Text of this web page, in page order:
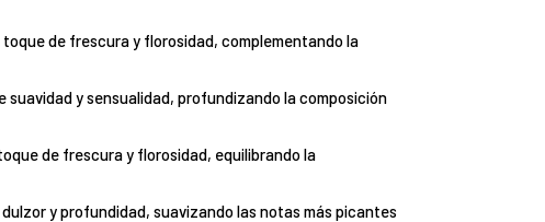
de frescura y florosidad, complementando la
suavidad y sensualidad, profundizando la composición
de frescura y florosidad, equilibrando la
y profundidad, suavizando las notas más picantes